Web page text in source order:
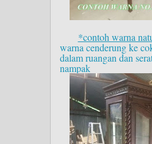
*contoh warna
warna cenderung ke
dalam ruangan dan
nampak